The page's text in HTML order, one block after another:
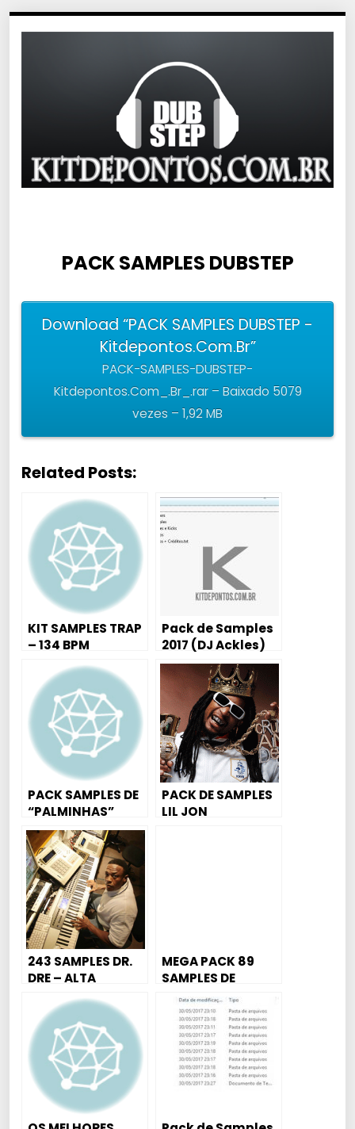
PACK SAMPLES DUBSTEP
Download “PACK SAMPLES DUBSTEP -
Kitdepontos.Com.Br”
PACK-SAMPLES-DUBSTEP-
Kitdepontos.Com_.Br_.rar – Baixado 5079
vezes – 1,92 MB
Related Posts:
KIT SAMPLES TRAP
– 134 BPM
Pack de Samples
2017 (DJ Ackles)
PACK SAMPLES DE
“PALMINHAS”
PARA PRODUÇÃO
DE BEATS
PACK DE SAMPLES
LIL JON
243 SAMPLES DR.
DRE – ALTA
MEGA PACK 89
SAMPLES DE
PERCUSSÃO ?